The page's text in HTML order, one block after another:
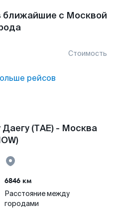
ближайшие с Москвой
Стоимость
рейсов
(TAE) - Москва
6846 км
Расстояние между
городами